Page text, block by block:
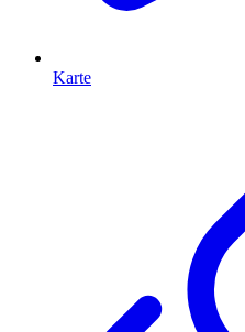
Karte